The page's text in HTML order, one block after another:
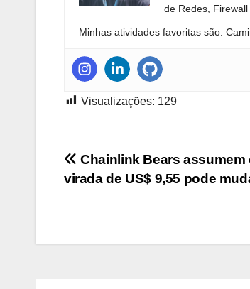
de Redes,
Minhas atividades favoritas são:
Visualizações: 129
Navegação
Chainlink Bears assumem
virada de US$ 9,55 pode